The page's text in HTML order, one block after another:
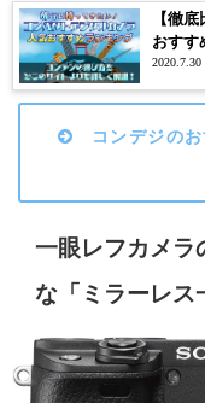
【徹
おすす
2020.7.30
コンデジの
一眼レフカメラ
な「ミラーレス